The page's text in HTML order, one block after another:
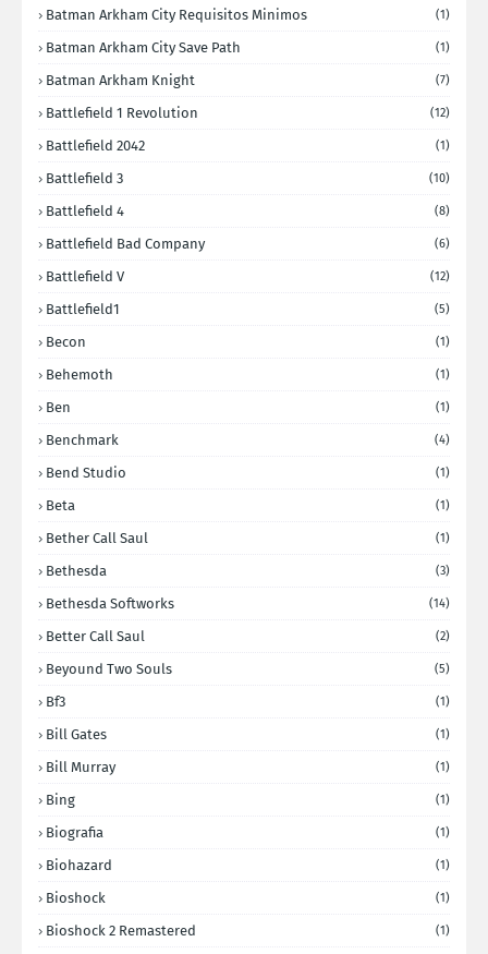
Batman Arkham City Requisitos Minimos (1)
Batman Arkham City Save Path (1)
Batman Arkham Knight (7)
Battlefield 1 Revolution (12)
Battlefield 2042 (1)
Battlefield 3 (10)
Battlefield 4 (8)
Battlefield Bad Company (6)
Battlefield V (12)
Battlefield1 (5)
Becon (1)
Behemoth (1)
Ben (1)
Benchmark (4)
Bend Studio (1)
Beta (1)
Bether Call Saul (1)
Bethesda (3)
Bethesda Softworks (14)
Better Call Saul (2)
Beyound Two Souls (5)
Bf3 (1)
Bill Gates (1)
Bill Murray (1)
Bing (1)
Biografia (1)
Biohazard (1)
Bioshock (1)
Bioshock 2 Remastered (1)